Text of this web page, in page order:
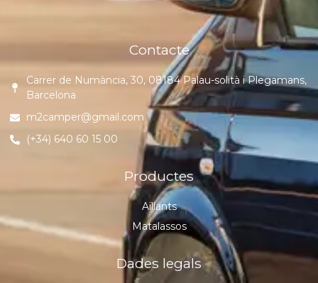
Contacte
Carrer de Numància, 30, 08184 Palau-solità i Plegamans,
Barcelona
m2camper@gmail.com
(+34) 640 60 15 00
Productes
Aïllants
Matalassos
Dades legals